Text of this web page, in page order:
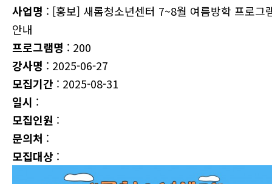
사업명 : [홍보] 새롬청소년센터 7~8월 여름방학 프로그
안내
프로그램명 : 200
강사명 : 2025-06-27
모집기간 : 2025-08-31
일시 :
모집인원 :
문의처 :
모집대상 :